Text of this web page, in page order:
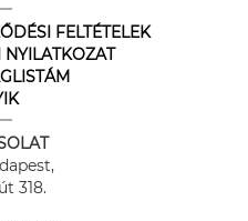
FELTÉTELEK
318.